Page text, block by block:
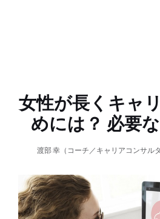
女性が長くキャ
めには？ 必要
渡部 幸（コーチ／キャリアコンサル